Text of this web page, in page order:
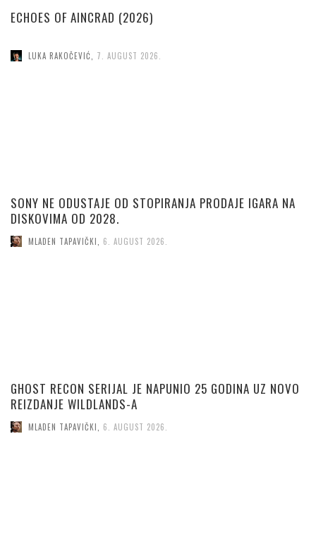
ECHOES OF AINCRAD (2026)
LUKA RAKOČEVIĆ, 7. AUGUST 2026.
SONY NE ODUSTAJE OD STOPIRANJA PRODAJE IGARA NA
DISKOVIMA OD 2028.
MLADEN TAPAVIČKI 6. AUGUST 2026.
GHOST RECON SERIJAL JE NAPUNIO 25 GODINA UZ NOVO
REIZDANJE WILDLANDS-A
MLADEN TAPAVIČKI 6. AUGUST 2026.